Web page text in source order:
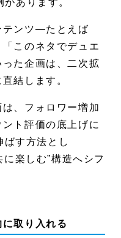
テンツ—たとえば
「このネタでデュエ
た企画は、二次拡
結します。
、フォロワー増加
ト評価の底上げに
ばす方法とし
に楽しむ”構造へシフ
に取り入れる